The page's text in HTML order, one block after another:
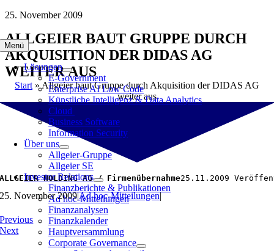
Zum
springen
Menü
Lösungen
E-Government
Enterprise AI Low Code
Künstliche Intelligenz & Data Analytics
Cloud
Business Software
Information Security
Über uns
Allgeier-Gruppe
Allgeier SE
Investor Relations
Finanzberichte & Publikationen
Ad hoc-Mitteilungen
Finanzanalysen
Finanzkalender
Hauptversammlung
Corporate Governance
25. November 2009
ALLGEIER BAUT GRUPPE DURCH
AKQUISITION DER DIDAS AG
WEITER AUS
Start »Allgeier baut Gruppe durch Akquisition der DIDAS AG
weiter aus
ALLGEIER HOLDING AG / Firmenübernahme25.11.2009
25. November 2009|Ad hoc-Mitteilungen|
Previous
Next